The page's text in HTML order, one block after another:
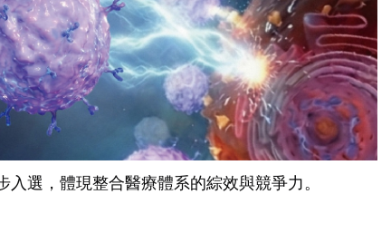
選，體現整合醫療體系的綜效與競爭力。